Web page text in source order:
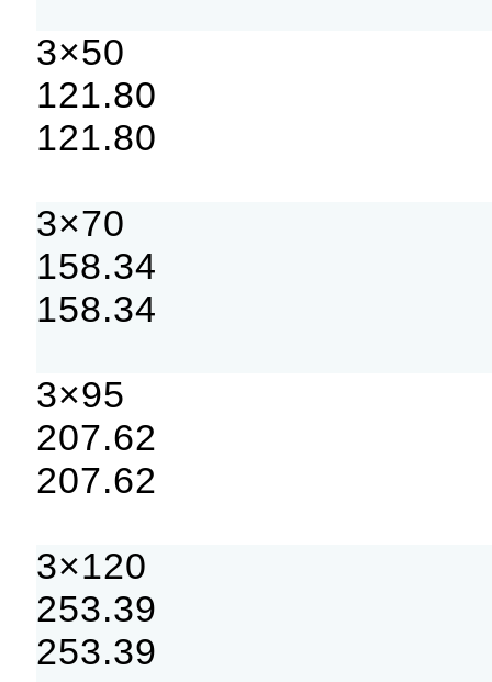
3×50
121.80
121.80
3×70
158.34
158.34
3×95
207.62
207.62
3×120
253.39
253.39